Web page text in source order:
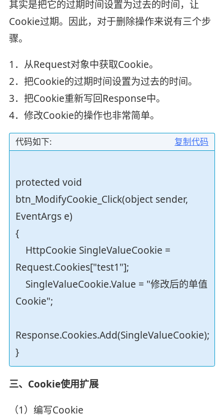
其实是把它的过期时间设置为过去的时间，让
Cookie过期。因此，对于删除操作来说有三个步
骤。
1．从Request对象中获取Cookie。
2．把Cookie的过期时间设置为过去的时间。
3．把Cookie重新写回Response中。
4．修改Cookie的操作也非常简单。
复制代码
代码如下:
protected void
btn_ModifyCookie_Click(object sender,
EventArgs e)
{
HttpCookie SingleValueCookie =
Request.Cookies["test1"];
SingleValueCookie.Value = "修改后的单值
Cookie";
Response.Cookies.Add(SingleValueCookie);
}
三、Cookie使用扩展
（1）编写Cookie